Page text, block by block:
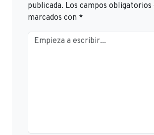
publicada. Los campos obligatorios
marcados con *